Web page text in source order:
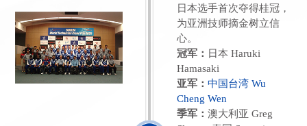
日本选手首次夺得桂冠，
为亚洲技师摘金树立信
心。
冠军： 日本 Haruki
Hamasaki
亚军： 中国台湾 Wu
Cheng Wen
季军： 澳大利亚 Greg